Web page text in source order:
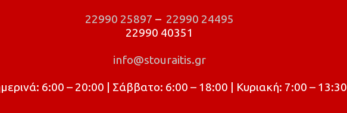
22990 25897 – 22990 24495
22990 40351
info@stouraitis.gr
6:00 – 20:00 | Σάββατο: 6:00 – 18:00 | Κυριακή: 7:00 – 13:30